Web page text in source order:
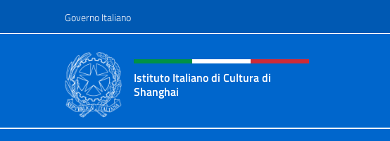
Governo Italiano
Intestazione sito, social e menù
Istituto Italiano di Cultura di
Shanghai